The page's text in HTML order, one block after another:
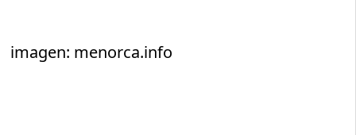
imagen: menorca.info